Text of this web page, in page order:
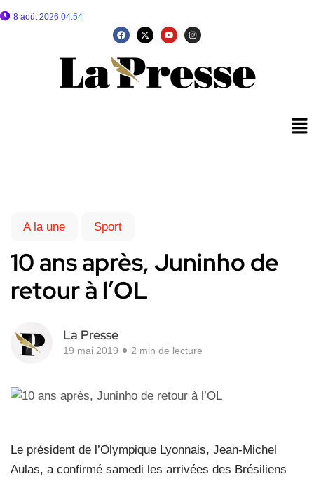
8 août 2026 04:54
A la une Sport
10 ans après, Juninho de
retour à l’OL
La Presse
19 mai 2019 2 min de lecture
Le président de l’Olympique Lyonnais, Jean-Michel
Aulas, a confirmé samedi les arrivées des Brésiliens